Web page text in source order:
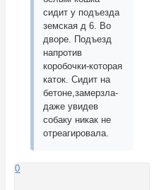
сидит у подъезда
земская д 6. Во
дворе. Подъезд
напротив
коробочки-которая
каток. Сидит на
бетоне,замерзла-
даже увидев
собаку никак не
отреагировала.
0